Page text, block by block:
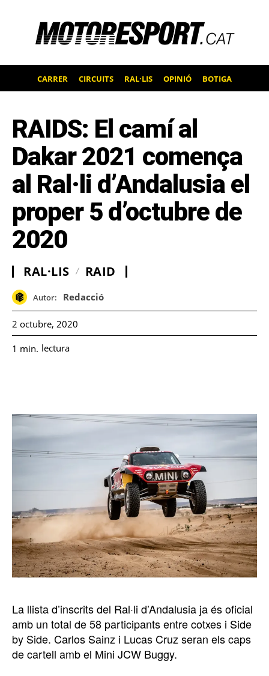
CARRER CIRCUITS RAL·LIS OPINIÓ BOTIGA
RAIDS: El camí al
Dakar 2021 comença
al Ral·li d’Andalusia el
proper 5 d’octubre de
2020
RAL·LIS RAID
Autor: Redacció
2 octubre, 2020
1 min. lectura
La llista d’inscrits del Ral·li d’Andalusia ja és oficial
amb un total de 58 participants entre cotxes i Side
by Side. Carlos Sainz i Lucas Cruz seran els caps
de cartell amb el Mini JCW Buggy.